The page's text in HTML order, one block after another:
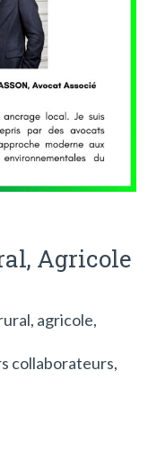
Agricole
agricole,
collaborateurs,